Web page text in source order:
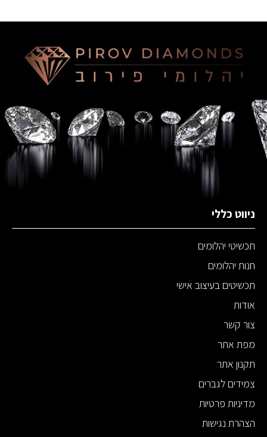
ניווט כללי
תכשיטי יהלומים
חנות יהלומים
תכשיטים בעיצוב אישי
אודות
צור קשר
מפת אתר
תקנון אתר
צמידים לגברים
מדיניות פרטיות
הצהרת נגישות